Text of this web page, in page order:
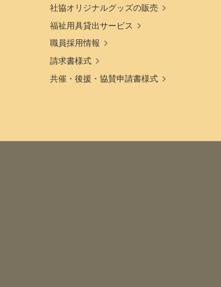
社協オリジナルグッズの販売
福祉用具貸出サービス
職員採用情報
請求書様式
共催・後援・協賛申請書様式